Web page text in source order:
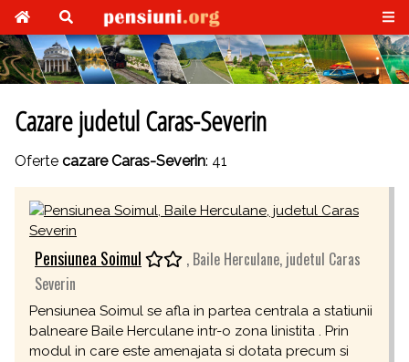
Cazare judetul Caras-Severin
Oferte cazare Caras-Severin: 41
Pensiunea Soimul
, Baile Herculane, judetul Caras
Severin
Pensiunea Soimul se afla in partea centrala a statiunii
balneare Baile Herculane intr-o zona linistita . Prin
modul in care este amenajata si dotata precum si